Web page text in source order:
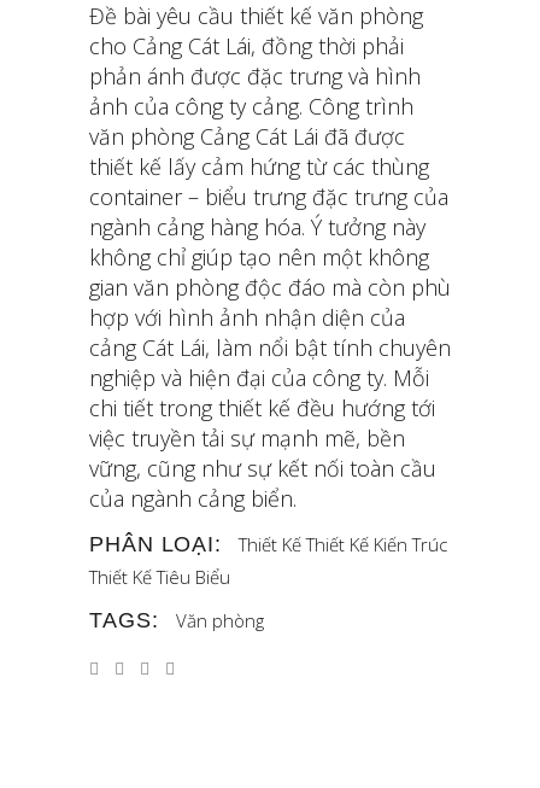
Đề bài yêu cầu thiết kế văn phòng
cho Cảng Cát Lái, đồng thời phải
phản ánh được đặc trưng và hình
ảnh của công ty cảng. Công trình
văn phòng Cảng Cát Lái đã được
thiết kế lấy cảm hứng từ các thùng
container – biểu trưng đặc trưng của
ngành cảng hàng hóa. Ý tưởng này
không chỉ giúp tạo nên một không
gian văn phòng độc đáo mà còn phù
hợp với hình ảnh nhận diện của
cảng Cát Lái, làm nổi bật tính chuyên
nghiệp và hiện đại của công ty. Mỗi
chi tiết trong thiết kế đều hướng tới
việc truyền tải sự mạnh mẽ, bền
vững, cũng như sự kết nối toàn cầu
của ngành cảng biển.
PHÂN LOẠI: Thiết Kế Thiết Kế Kiến Trúc
Thiết Kế Tiêu Biểu
TAGS:
Văn phòng